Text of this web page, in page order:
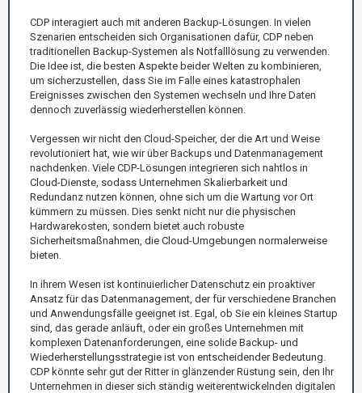
CDP interagiert auch mit anderen Backup-Lösungen. In vielen
Szenarien entscheiden sich Organisationen dafür, CDP neben
traditionellen Backup-Systemen als Notfalllösung zu verwenden.
Die Idee ist, die besten Aspekte beider Welten zu kombinieren,
um sicherzustellen, dass Sie im Falle eines katastrophalen
Ereignisses zwischen den Systemen wechseln und Ihre Daten
dennoch zuverlässig wiederherstellen können.
Vergessen wir nicht den Cloud-Speicher, der die Art und Weise
revolutioniert hat, wie wir über Backups und Datenmanagement
nachdenken. Viele CDP-Lösungen integrieren sich nahtlos in
Cloud-Dienste, sodass Unternehmen Skalierbarkeit und
Redundanz nutzen können, ohne sich um die Wartung vor Ort
kümmern zu müssen. Dies senkt nicht nur die physischen
Hardwarekosten, sondern bietet auch robuste
Sicherheitsmaßnahmen, die Cloud-Umgebungen normalerweise
bieten.
In ihrem Wesen ist kontinuierlicher Datenschutz ein proaktiver
Ansatz für das Datenmanagement, der für verschiedene Branchen
und Anwendungsfälle geeignet ist. Egal, ob Sie ein kleines Startup
sind, das gerade anläuft, oder ein großes Unternehmen mit
komplexen Datenanforderungen, eine solide Backup- und
Wiederherstellungsstrategie ist von entscheidender Bedeutung.
CDP könnte sehr gut der Ritter in glänzender Rüstung sein, den Ihr
Unternehmen in dieser sich ständig weiterentwickelnden digitalen